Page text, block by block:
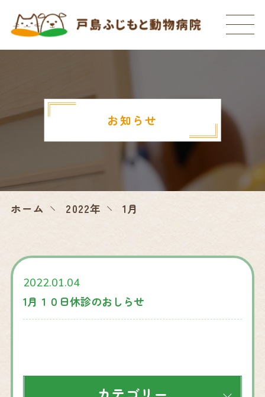
お知らせ
ホーム 2022年 1月
1月１０日休診のおしらせ
2022.01.04